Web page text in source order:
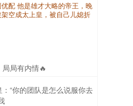
配 他是雄才大略的帝王，晚
空成太上皇，被自己儿媳折
局有内情🔥
“你的团队是怎么说服你去